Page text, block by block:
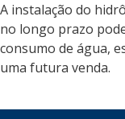
A instalação do
no longo prazo
consumo de água,
uma futura venda.